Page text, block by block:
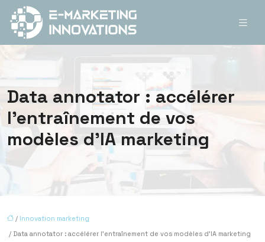
Data annotator : accélérer
l’entraînement de vos
modèles d’IA marketing
/ Innovation marketing
/ Data annotator : accélérer l’entraînement de vos modèles d’IA marketing